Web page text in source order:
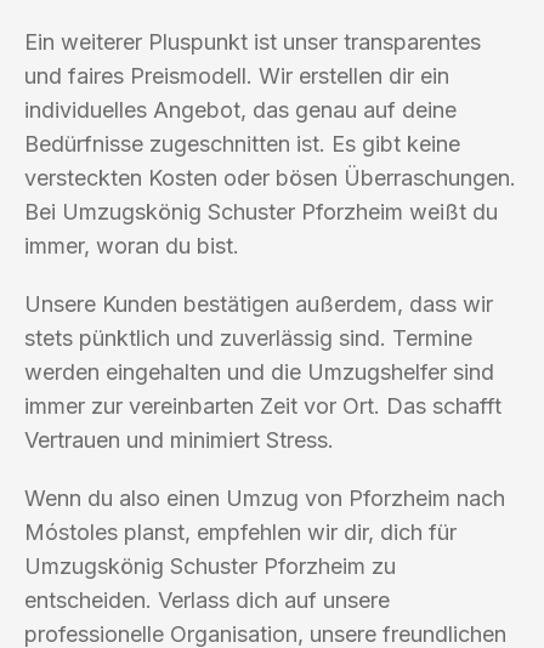
Ein weiterer Pluspunkt ist unser transparentes
und faires Preismodell. Wir erstellen dir ein
individuelles Angebot, das genau auf deine
Bedürfnisse zugeschnitten ist. Es gibt keine
versteckten Kosten oder bösen Überraschungen.
Bei Umzugskönig Schuster Pforzheim weißt du
immer, woran du bist.
Unsere Kunden bestätigen außerdem, dass wir
stets pünktlich und zuverlässig sind. Termine
werden eingehalten und die Umzugshelfer sind
immer zur vereinbarten Zeit vor Ort. Das schafft
Vertrauen und minimiert Stress.
Wenn du also einen Umzug von Pforzheim nach
Móstoles planst, empfehlen wir dir, dich für
Umzugskönig Schuster Pforzheim zu
entscheiden. Verlass dich auf unsere
professionelle Organisation, unsere freundlichen